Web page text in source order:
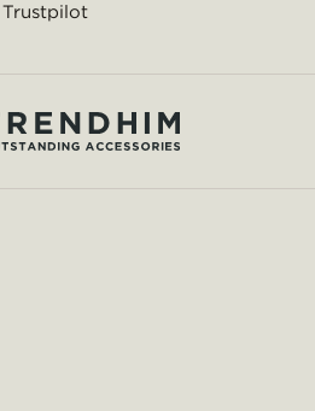
Trustpilot